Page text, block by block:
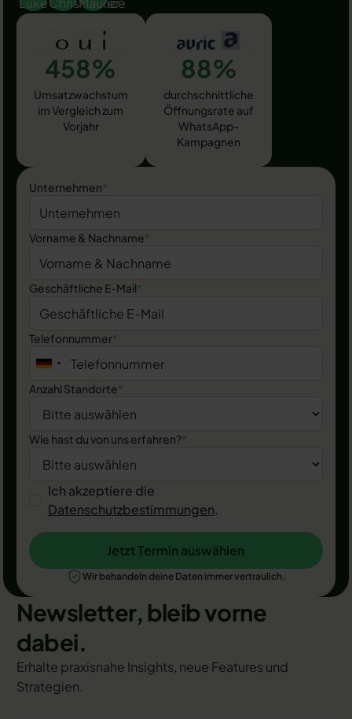
458%
Umsatzwachstum
im Vergleich zum
Vorjahr
88%
durchschnittliche
Öffnungsrate auf
WhatsApp-
Kampagnen
Unternehmen*
Vorname & Nachname*
Geschäftliche E-Mail*
Telefonnummer*
Anzahl Standorte*
Wie hast du von uns erfahren?*
Ich akzeptiere die
Datenschutzbestimmungen.
Jetzt Termin auswählen
Jetzt Termin auswählen
Wir behandeln deine Daten immer vertraulich.
Newsletter, bleib vorne
dabei.
Erhalte praxisnahe Insights, neue Features und
Strategien.